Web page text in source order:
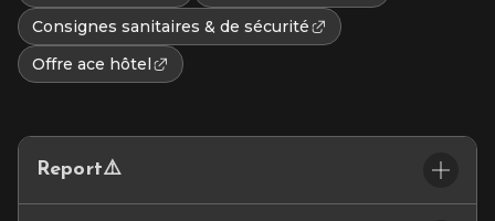
Consignes sanitaires & de sécurité
Offre ace hôtel
Report⚠️